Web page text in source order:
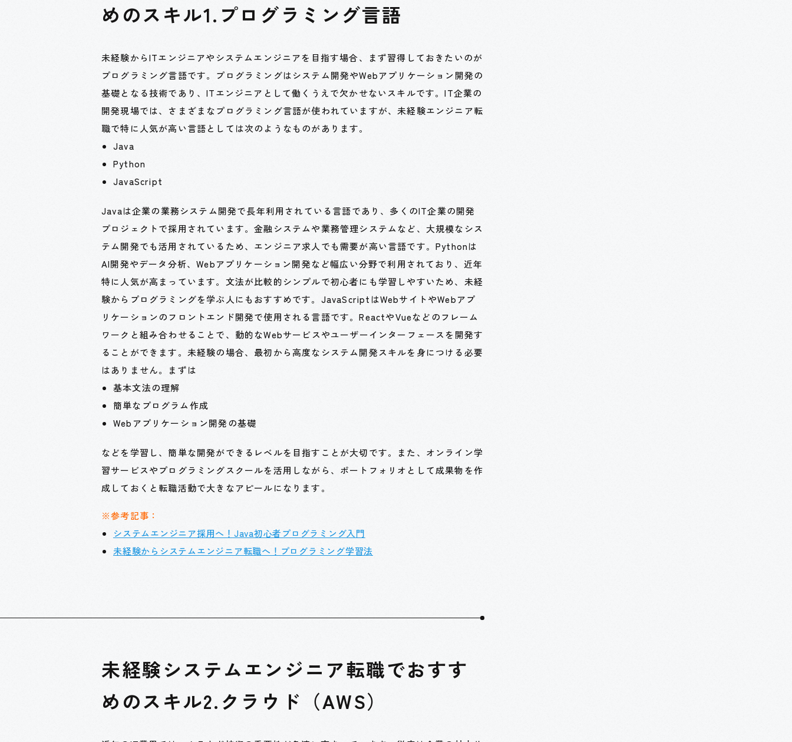
めのスキル1.プログラミング言語
未経験からITエンジニアやシステムエンジニアを目指す場合、まず習得しておきたいのが
プログラミング言語です。プログラミングはシステム開発やWebアプリケーション開発の
基礎となる技術であり、ITエンジニアとして働くうえで欠かせないスキルです。IT企業の
開発現場では、さまざまなプログラミング言語が使われていますが、未経験エンジニア転
職で特に人気が高い言語としては次のようなものがあります。
Java
Python
JavaScript
Javaは企業の業務システム開発で長年利用されている言語であり、多くのIT企業の開発
プロジェクトで採用されています。金融システムや業務管理システムなど、大規模なシス
テム開発でも活用されているため、エンジニア求人でも需要が高い言語です。Pythonは
AI開発やデータ分析、Webアプリケーション開発など幅広い分野で利用されており、近年
特に人気が高まっています。文法が比較的シンプルで初心者にも学習しやすいため、未経
験からプログラミングを学ぶ人にもおすすめです。JavaScriptはWebサイトやWebアプ
リケーションのフロントエンド開発で使用される言語です。ReactやVueなどのフレーム
ワークと組み合わせることで、動的なWebサービスやユーザーインターフェースを開発す
ることができます。未経験の場合、最初から高度なシステム開発スキルを身につける必要
はありません。まずは
基本文法の理解
簡単なプログラム作成
Webアプリケーション開発の基礎
などを学習し、簡単な開発ができるレベルを目指すことが大切です。また、オンライン学
習サービスやプログラミングスクールを活用しながら、ポートフォリオとして成果物を作
成しておくと転職活動で大きなアピールになります。
※参考記事：
システムエンジニア採用へ！Java初心者プログラミング入門
未経験からシステムエンジニア転職へ！プログラミング学習法
未経験システムエンジニア転職でおすす
めのスキル2.クラウド（AWS）